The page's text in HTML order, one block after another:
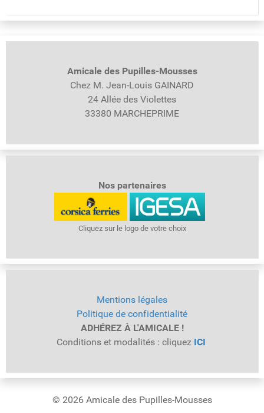
Amicale des Pupilles-Mousses
Chez M. Jean-Louis GAINARD
24 Allée des Violettes
33380 MARCHEPRIME
Nos partenaires
Cliquez sur le logo de votre choix
Mentions légales
Politique de confidentialité
ADHÉREZ À L'AMICALE !
Conditions et modalités : cliquez ICI
© 2026 Amicale des Pupilles-Mousses